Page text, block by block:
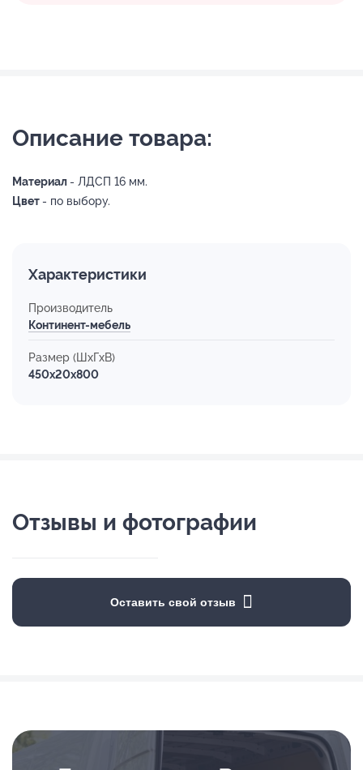
Описание товара:
Материал - ЛДСП 16 мм.
Цвет - по выбору.
Характеристики
Производитель
Континент-мебель
Размер (ШхГхВ)
450x20x800
Отзывы и фотографии
Оставить свой отзыв